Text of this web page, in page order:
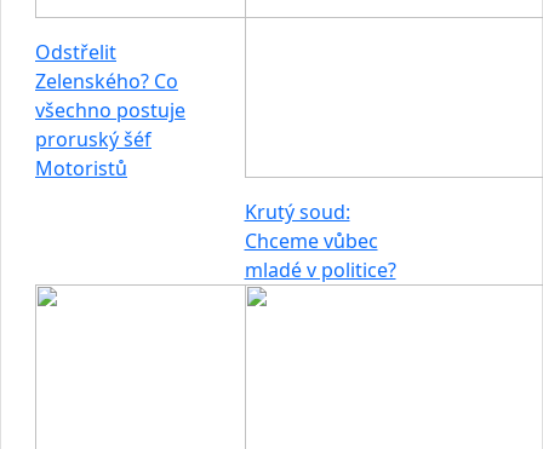
Odstřelit
Zelenského? Co
všechno postuje
proruský šéf
Motoristů
Krutý soud:
Chceme vůbec
mladé v politice?